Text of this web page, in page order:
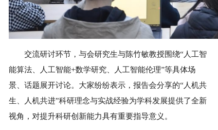
交流研讨环节，与会研究生与陈竹敏教授围绕“人工智
能算法、人工智能+数学研究、人工智能伦理”等具体场
景、话题展开讨论。大家纷纷表示，报告会分享的“人机共
生、人机共进”科研理念与实战经验为学科发展提供了全新
视角，对提升科研创新能力具有重要指导意义。